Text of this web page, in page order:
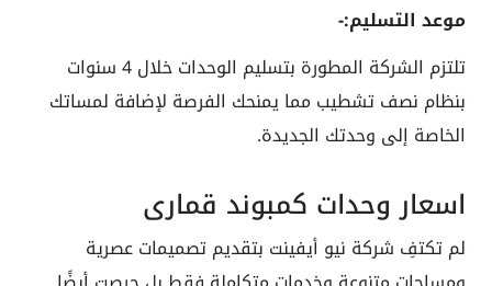
موعد التسليم:-
تلتزم الشركة المطورة بتسليم الوحدات خلال4سنوات
بنظام نصف تشطيب مما يمنحك الفرصة لإضافة لمساتك
الخاصة إلى وحدتك الجديدة.
اسعار وحدات كمبوند قماري
لم تكتفِ شركة نيو أيفينت بتقديم تصميمات عصرية